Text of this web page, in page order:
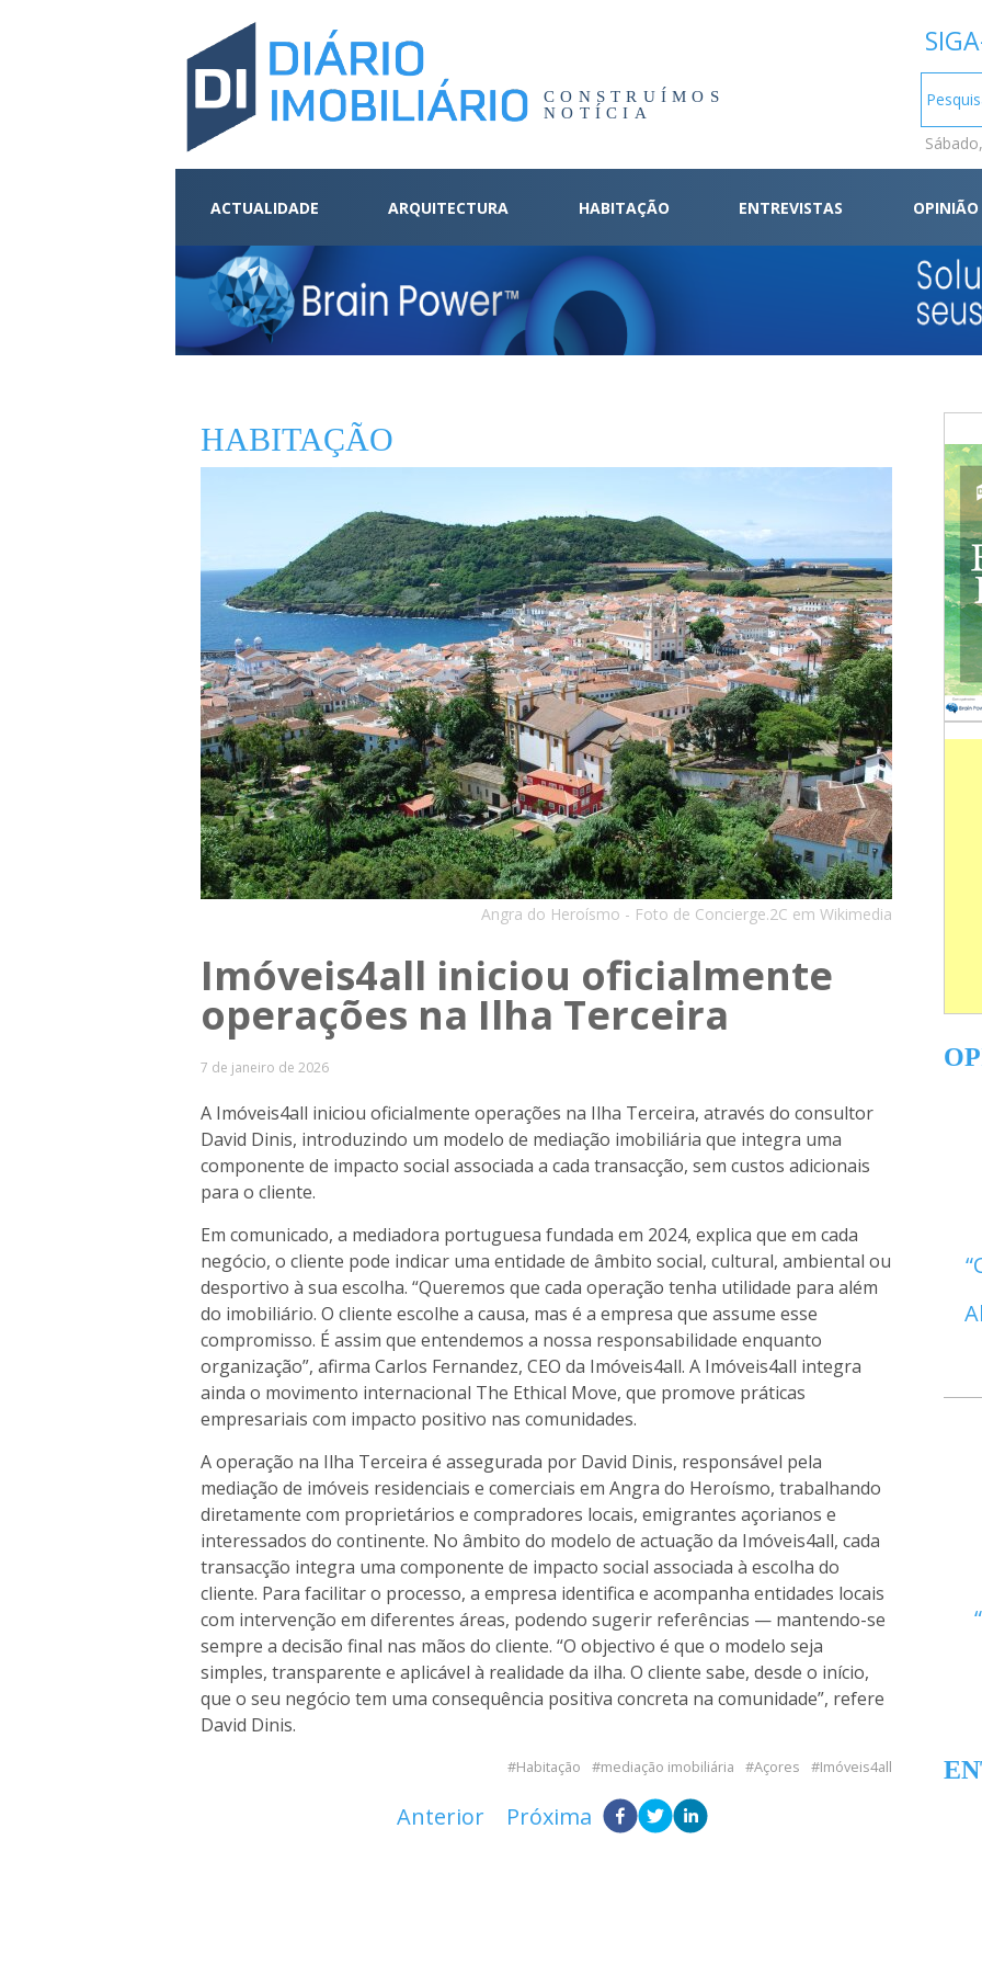
CONSTRUÍMOS
NOTÍCIA
ACTUALIDADE ARQUITECTURA HABITAÇÃO ENTREVISTAS OPINIÃO
HABITAÇÃO
Angra do Heroísmo - Foto de Concierge.2C em Wikimedia
Imóveis4all iniciou oficialmente
operações na Ilha Terceira
7 de janeiro de 2026
A Imóveis4all iniciou oficialmente operações na Ilha Terceira, através do consultor
David Dinis, introduzindo um modelo de mediação imobiliária que integra uma
componente de impacto social associada a cada transacção, sem custos adicionais
para o cliente.
Em comunicado, a mediadora portuguesa fundada em 2024, explica que em cada
negócio, o cliente pode indicar uma entidade de âmbito social, cultural, ambiental ou
desportivo à sua escolha. “Queremos que cada operação tenha utilidade para além
do imobiliário. O cliente escolhe a causa, mas é a empresa que assume esse
compromisso. É assim que entendemos a nossa responsabilidade enquanto
organização”, afirma Carlos Fernandez, CEO da Imóveis4all. A Imóveis4all integra
ainda o movimento internacional The Ethical Move, que promove práticas
empresariais com impacto positivo nas comunidades.
A operação na Ilha Terceira é assegurada por David Dinis, responsável pela
mediação de imóveis residenciais e comerciais em Angra do Heroísmo, trabalhando
diretamente com proprietários e compradores locais, emigrantes açorianos e
interessados do continente. No âmbito do modelo de actuação da Imóveis4all, cada
transacção integra uma componente de impacto social associada à escolha do
cliente. Para facilitar o processo, a empresa identifica e acompanha entidades locais
com intervenção em diferentes áreas, podendo sugerir referências — mantendo-se
sempre a decisão final nas mãos do cliente. “O objectivo é que o modelo seja
simples, transparente e aplicável à realidade da ilha. O cliente sabe, desde o início,
que o seu negócio tem uma consequência positiva concreta na comunidade”, refere
David Dinis.
Habitação mediação imobiliária Açores Imóveis4all
Anterior Próxima